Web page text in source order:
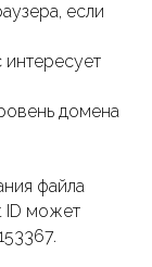
если
интересует
домена
файла
ID может